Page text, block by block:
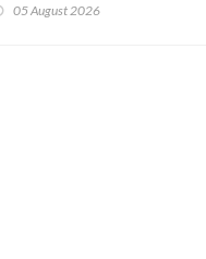
excarabinero que dejó ciego a
05 August 2026